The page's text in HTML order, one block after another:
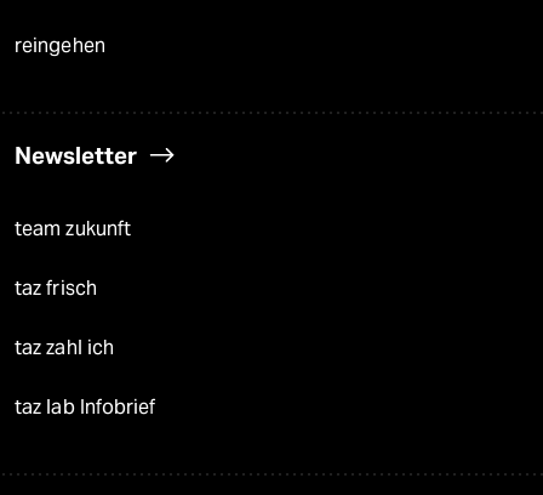
reingehen
Newsletter
team zukunft
taz frisch
taz zahl ich
taz lab Infobrief